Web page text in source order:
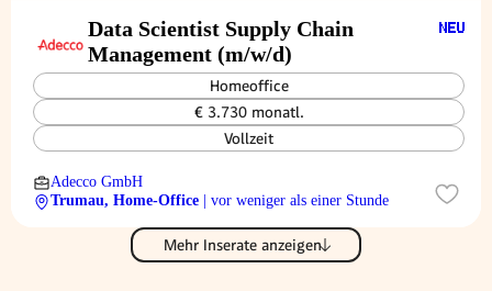
Data Scientist Supply Chain
Management (m/w/d)
Homeoffice
€ 3.730 monatl.
Vollzeit
Adecco GmbH
Trumau, Home-Office
| vor weniger als einer Stunde
Mehr Inserate anzeigen